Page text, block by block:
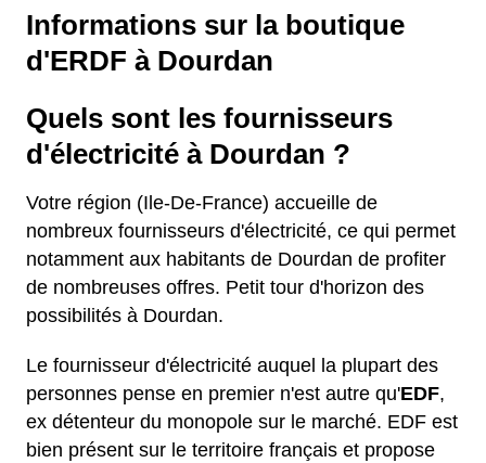
Informations sur la boutique
d'ERDF à Dourdan
Quels sont les fournisseurs
d'électricité à Dourdan ?
Votre région (Ile-De-France) accueille de
nombreux fournisseurs d'électricité, ce qui permet
notamment aux habitants de Dourdan de profiter
de nombreuses offres. Petit tour d'horizon des
possibilités à Dourdan.
Le fournisseur d'électricité auquel la plupart des
personnes pense en premier n'est autre qu'EDF,
ex détenteur du monopole sur le marché. EDF est
bien présent sur le territoire français et propose